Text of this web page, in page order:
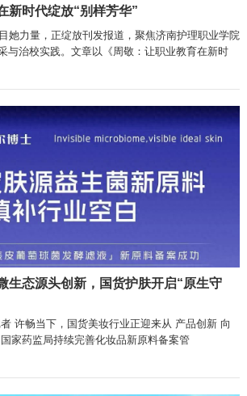
新时代绽放“别样芳华”
她力量，正绽放刊发报道，聚焦济南护理职业学院
与治校实践。文章以《周敬：让职业教育在新时
生态源头创新，国货护肤开启“原生守
许畅当下，国货美妆行业正迎来从 产品创新 向
家药监局持续完善化妆品新原料备案管